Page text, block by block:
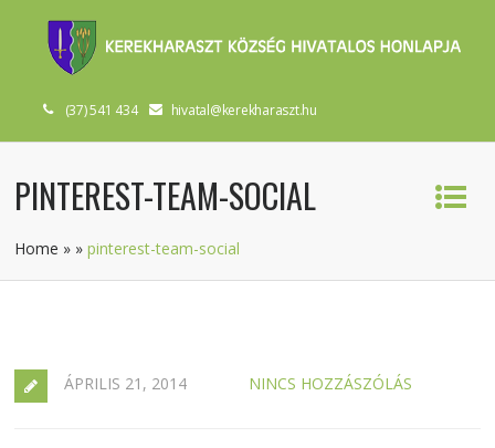
(37) 541 434 hivatal@kerekharaszt.hu
PINTEREST-TEAM-SOCIAL
Home » »pinterest-team-social
ÁPRILIS 21, 2014 NINCS HOZZÁSZÓLÁS